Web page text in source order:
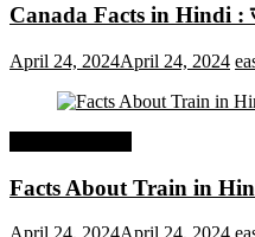
Canada Facts in Hindi :
April 24, 2024April 24, 2024
Facts About Train in